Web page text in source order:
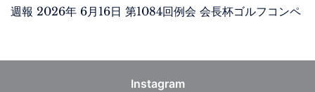
週報 2026年 6月16日 第1084回例会 会長杯ゴルフコンペ
Instagram